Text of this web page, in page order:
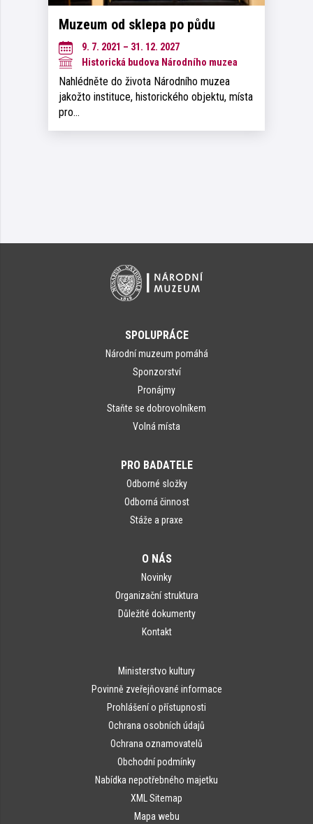
Muzeum od sklepa po půdu
9. 7. 2021 – 31. 12. 2027
Historická budova Národního muzea
Nahlédněte do života Národního muzea
jakožto instituce, historického objektu, místa
pro…
SPOLUPRÁCE
Národní muzeum pomáhá
Sponzorství
Pronájmy
Staňte se dobrovolníkem
Volná místa
PRO BADATELE
Odborné složky
Odborná činnost
Stáže a praxe
O NÁS
Novinky
Organizační struktura
Důležité dokumenty
Kontakt
Ministerstvo kultury
Povinně zveřejňované informace
Prohlášení o přístupnosti
Ochrana osobních údajů
Ochrana oznamovatelů
Obchodní podmínky
Nabídka nepotřebného majetku
XML Sitemap
Mapa webu